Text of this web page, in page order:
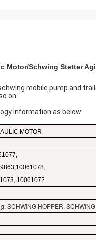
Motor/Schwing Stetter
mobile pump and
on .
information as below:
MOTOR
10061072
SCHWING HOPPER,